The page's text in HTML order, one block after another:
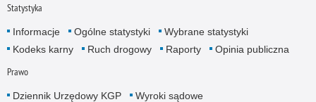
Statystyka
Informacje Ogólne statystyki
Wybrane statystyki
Kodeks karny
Ruch drogowy Raporty Opinia publiczna
Prawo
Dziennik Urzędowy KGP Wyroki sądowe